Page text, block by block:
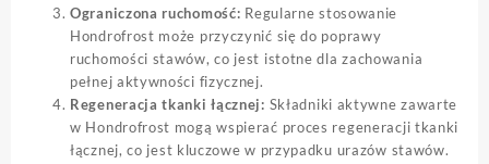
Ograniczona ruchomość: Regularne stosowanie
Hondrofrost może przyczynić się do poprawy
ruchomości stawów, co jest istotne dla zachowania
pełnej aktywności fizycznej.
Regeneracja tkanki łącznej: Składniki aktywne zawarte
w Hondrofrost mogą wspierać proces regeneracji tkanki
łącznej, co jest kluczowe w przypadku urazów stawów.